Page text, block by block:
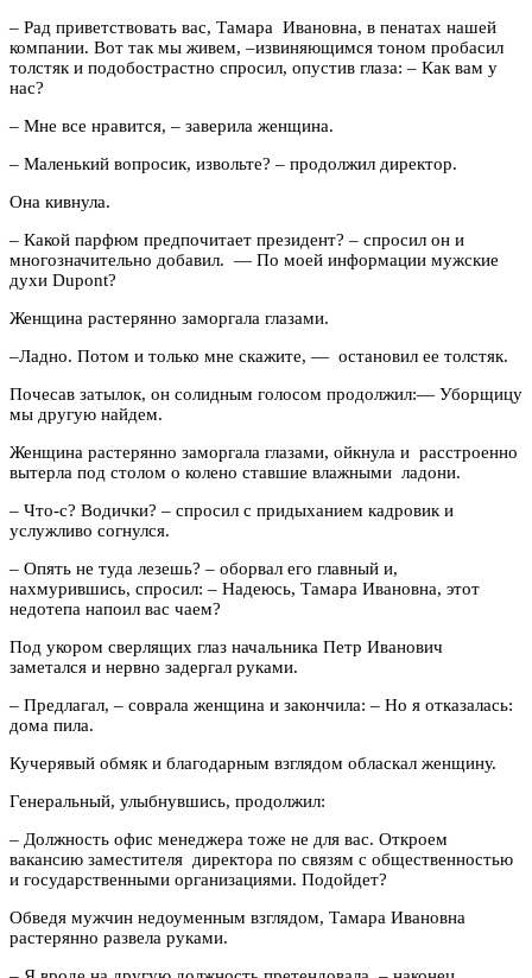
– Рад приветствовать вас, Тамара Ивановна, в пенатах нашей
компании. Вот так мы живем, –извиняющимся тоном пробасил
толстяк и подобострастно спросил, опустив глаза: – Как вам у
нас?
– Мне все нравится, – заверила женщина.
– Маленький вопросик, извольте? – продолжил директор.
Она кивнула.
– Какой парфюм предпочитает президент? – спросил он и
многозначительно добавил. — По моей информации мужские
духи Dupont?
Женщина растерянно заморгала глазами.
–Ладно. Потом и только мне скажите, — остановил ее толстяк.
Почесав затылок, он солидным голосом продолжил:— Уборщицу
мы другую найдем.
Женщина растерянно заморгала глазами, ойкнула и расстроенно
вытерла под столом о колено ставшие влажными ладони.
– Что-с? Водички? – спросил с придыханием кадровик и
услужливо согнулся.
– Опять не туда лезешь? – оборвал его главный и,
нахмурившись, спросил: – Надеюсь, Тамара Ивановна, этот
недотепа напоил вас чаем?
Под укором сверлящих глаз начальника Петр Иванович
заметался и нервно задергал руками.
– Предлагал, – соврала женщина и закончила: – Но я отказалась:
дома пила.
Кучерявый обмяк и благодарным взглядом обласкал женщину.
Генеральный, улыбнувшись, продолжил:
– Должность офис менеджера тоже не для вас. Откроем
вакансию заместителя директора по связям с общественностью
и государственными организациями. Подойдет?
Обведя мужчин недоуменным взглядом, Тамара Ивановна
растерянно развела руками.